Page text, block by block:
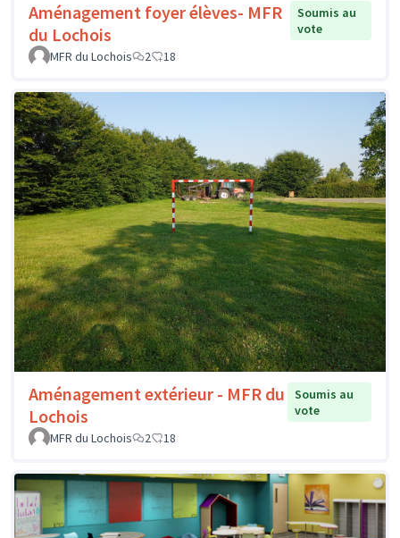
Aménagement foyer élèves- MFR
du Lochois
Soumis au
vote
MFR du Lochois
2 18
Aménagement extérieur - MFR du
Lochois
Soumis au
vote
MFR du Lochois
2 18